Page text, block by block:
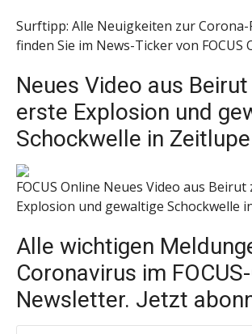
Surftipp: Alle Neuigkeiten zur Corona-
finden Sie im News-Ticker von FOCUS
Neues Video aus
erste Explosion und
Schockwelle in Zeitlupe
FOCUS Online Neues Video aus Beirut
Explosion und gewaltige Schockwelle
Alle wichtigen
Coronavirus im
Newsletter. Jetzt